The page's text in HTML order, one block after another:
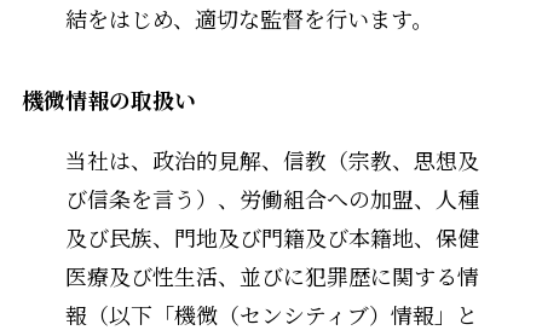
結をはじめ、適切な監督を行います。
機微情報の取扱い
当社は、政治的見解、信教（宗教、思想及
び信条を言う）、労働組合への加盟、人種
及び民族、門地及び門籍及び本籍地、保健
医療及び性生活、並びに犯罪歴に関する情
報（以下「機微（センシティブ）情報」と